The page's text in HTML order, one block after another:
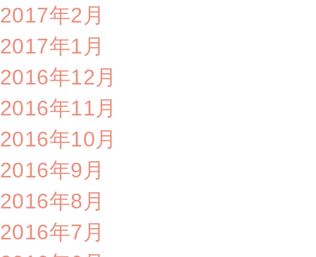
2017年2月
2017年1月
2016年12月
2016年11月
2016年10月
2016年9月
2016年8月
2016年7月